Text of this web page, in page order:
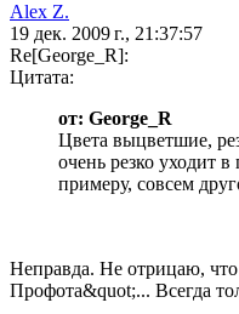
Alex Z.
19 дек. 2009 г., 21:37:57
Re[George_R]:
Цитата:
от: George_R
Цвета выцветшие,
очень резко уходит
примеру, совсем
Неправда. Не отрицаю, что
Профота&quot;... Всегда